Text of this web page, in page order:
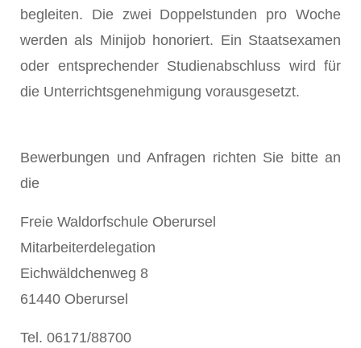
begleiten. Die zwei Doppelstunden pro Woche
werden als Minijob honoriert. Ein Staatsexamen
oder entsprechender Studienabschluss wird für
die Unterrichtsgenehmigung vorausgesetzt.
Bewerbungen und Anfragen richten Sie bitte an
die
Freie Waldorfschule Oberursel
Mitarbeiterdelegation
Eichwäldchenweg 8
61440 Oberursel
Tel. 06171/88700